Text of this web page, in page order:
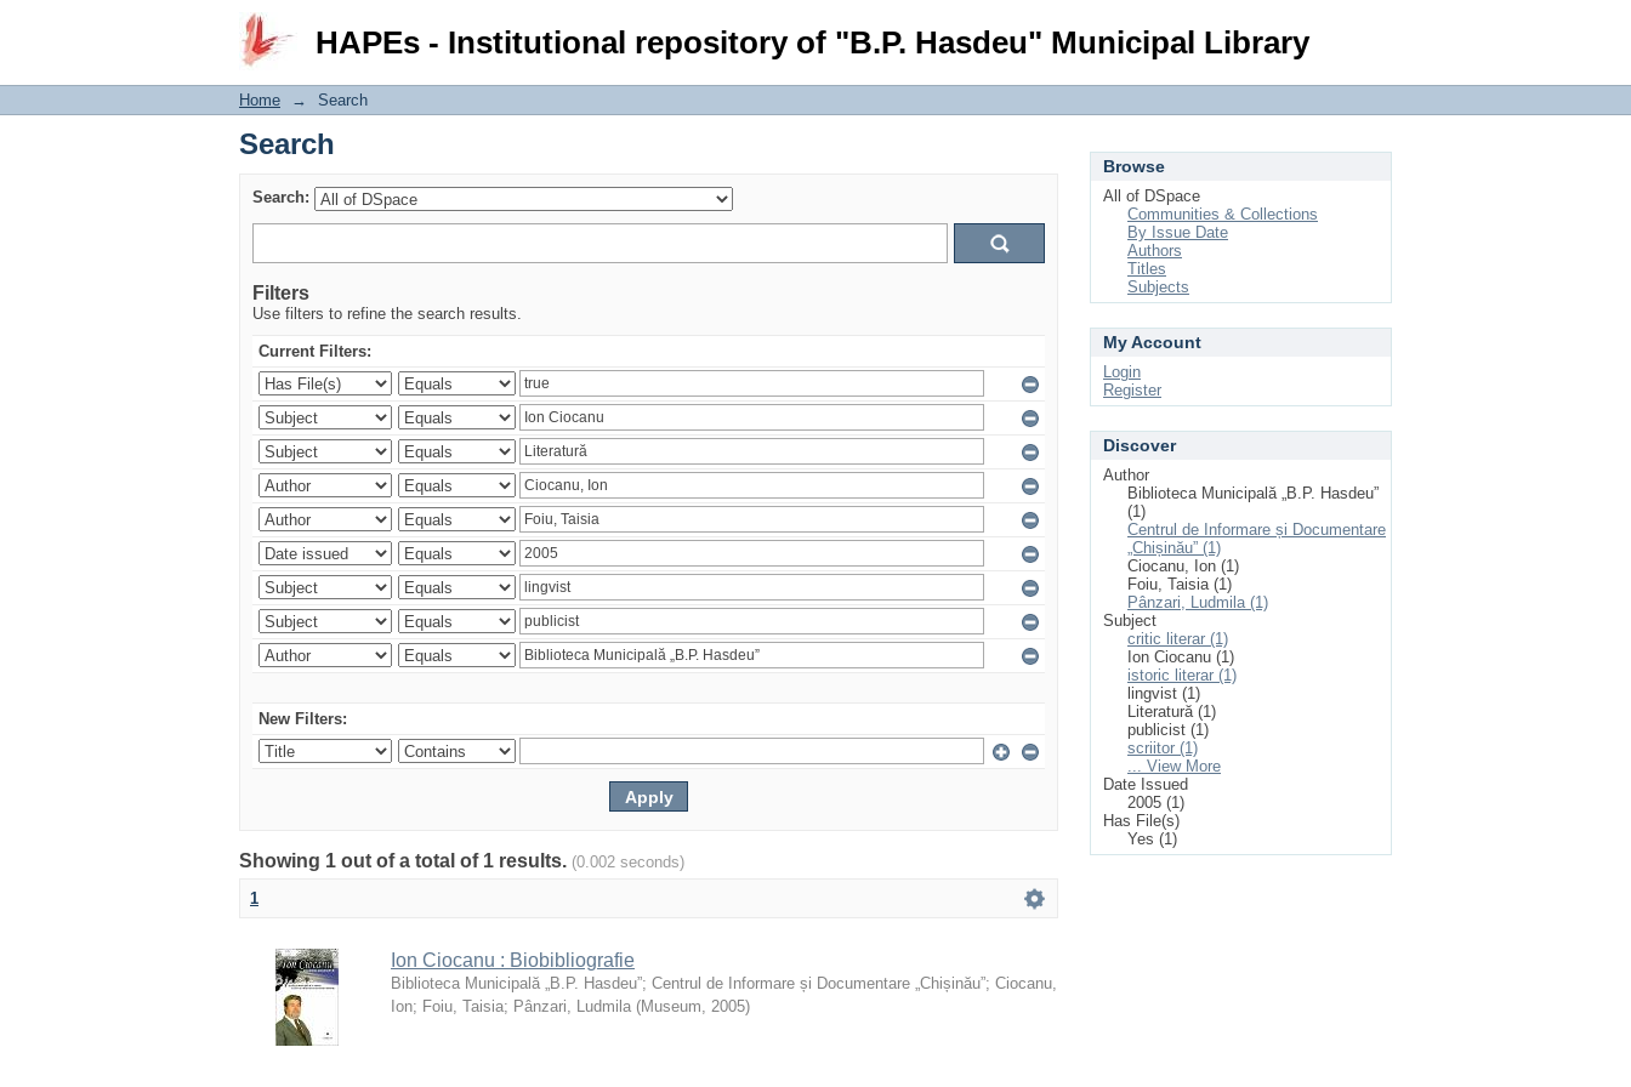
HAPEs - Institutional repository of "B.P. Hasdeu" Municipal Library
Search
Home → Search
Search
Search:
Filters
Use filters to refine the search results.
Current Filters:
New Filters:
Showing 1 out of a total of 1 results. (0.002 seconds)
1
Ion Ciocanu : Biobibliografie
Biblioteca Municipală „B.P. Hasdeu”; Centrul de Informare și Documentare „Chișinău”; Ciocanu,
Ion; Foiu, Taisia; Pânzari, Ludmila (Museum, 2005)
Browse
All of DSpace
Communities & Collections
By Issue Date
Authors
Titles
Subjects
My Account
Login
Register
Discover
Author
Biblioteca Municipală „B.P. Hasdeu”
(1)
Centrul de Informare și Documentare
„Chișinău” (1)
Ciocanu, Ion (1)
Foiu, Taisia (1)
Pânzari, Ludmila (1)
Subject
critic literar (1)
Ion Ciocanu (1)
istoric literar (1)
lingvist (1)
Literatură (1)
publicist (1)
scriitor (1)
... View More
Date Issued
2005 (1)
Has File(s)
Yes (1)